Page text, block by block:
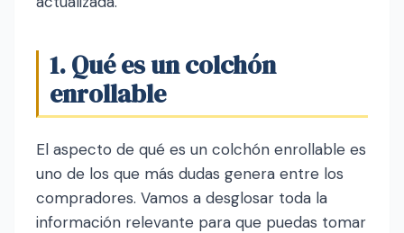
1. Qué es un colchón
enrollable
El aspecto de qué es un colchón enrollable es
uno de los que más dudas genera entre los
compradores. Vamos a desglosar toda la
información relevante para que puedas tomar